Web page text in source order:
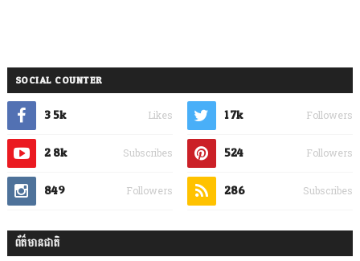
SOCIAL COUNTER
3.5k Likes 1.7k Followers
2.8k Subscribes 524 Followers
849 Followers 286 Subscribes
ព័ត៌មានជាតិ